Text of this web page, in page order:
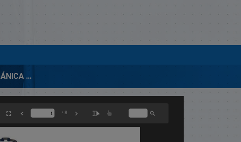
00574-PROY. ORGÁNICA DE SEGURIDAD Y DEFENSA NACIONAL